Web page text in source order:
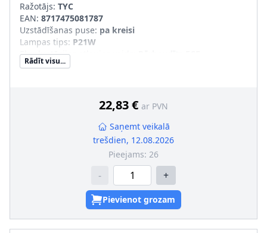
Ražotājs: TYC
EAN: 8717475081787
Uzstādīšanas puse: pa kreisi
Lampas tips: P21W
Ekspluatācijas atļaujas veids
Apgaismošanas ierīces funkcija
Rādīt visu...
22,83 € ar PVN
Saņemt veikalā
trešdien, 12.08.2026
Pieejams: 26
- +
Pievienot grozam